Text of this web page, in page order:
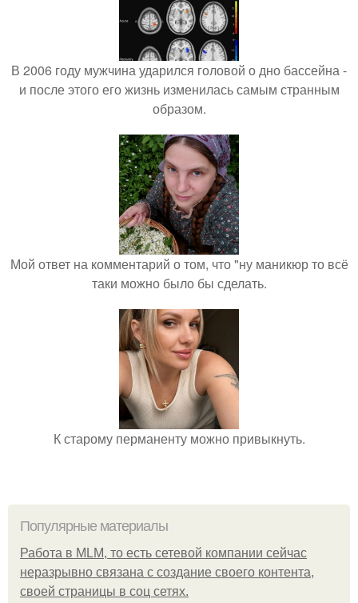
В 2006 году мужчина ударился головой о дно бассейна -
и после этого его жизнь изменилась самым странным
образом.
Мой ответ на комментарий о том, что "ну маникюр то всё
таки можно было бы сделать.
К старому перманенту можно привыкнуть.
Популярные материалы
Работа в MLM, то есть сетевой компании сейчас
неразрывно связана с создание своего контента,
своей страницы в соц сетях.